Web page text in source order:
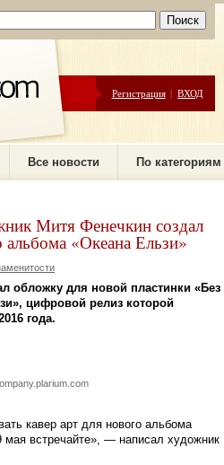
Регистрация | ВХОД
Все новости По категориям
Митя Фенечкин создал
«Океана Ельзи»
обложку для новой пластинки «Без
цифровой релиз которой
года.
кавер арт для нового альбома
встречайте», — написал художник